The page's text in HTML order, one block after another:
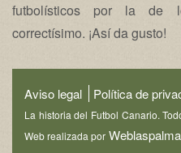
futbolísticos por la de
correctísimo. ¡Así da gusto!
Aviso legal Política de
La historia del Futbol Canario.
Web realizada por